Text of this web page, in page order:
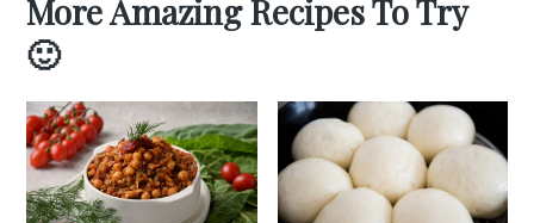
More Amazing Recipes To Try
🙂